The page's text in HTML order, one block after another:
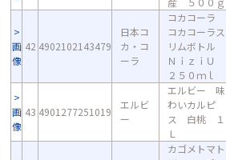
画
像
42 4902102143479
日本コ
カ・コ
ーラ
コカコーラ
コカコーラス
リムボトル
ＮｉｚｉＵ
２５０ｍｌ
画
像
43 4901277251019
エルビ
ー
エルビー 味
わいカルピ
ス 白桃 １
Ｌ
カゴメトマト